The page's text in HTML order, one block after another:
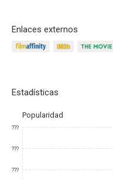
Enlaces externos
Estadísticas
Popularidad
???
???
???